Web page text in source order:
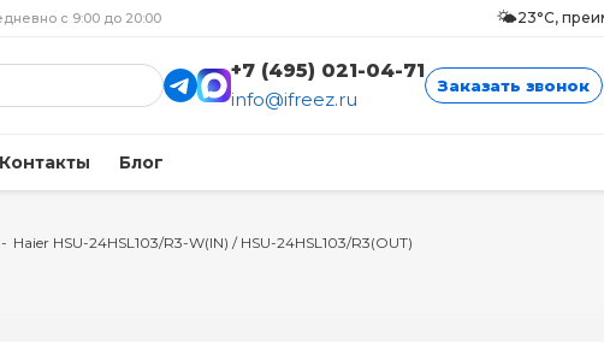
с 9:00 до 20:00 🌤️23°C,
+7 (495) 021-04-71
info@ifreez.ru
Заказать звонок
Контакты Блог
- Haier HSU-24HSL103/R3-W(IN) / HSU-24HSL103/R3(OUT)